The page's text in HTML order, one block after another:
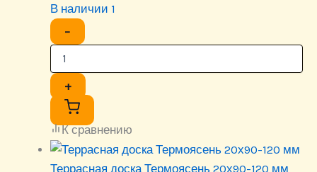
В наличии 1
−
+
К сравнению
Террасная доска Термоясень 20х90-120 мм